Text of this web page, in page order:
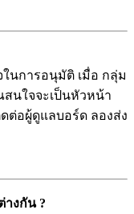
นการอนุมัติ เมื่อ กลุ่ม
นใจจะเป็นหัวหน้า
ต่อผู้ดูแลบอร์ด ลองส่ง
างกัน ?